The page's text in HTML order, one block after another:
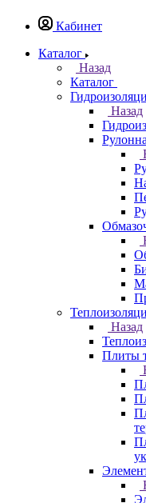
Кабинет
Каталог
Назад
Каталог
Назад
Назад
Плиты